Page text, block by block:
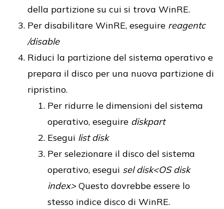
della partizione su cui si trova WinRE.
Per disabilitare WinRE, eseguire reagentc
/disable
Riduci la partizione del sistema operativo e
prepara il disco per una nuova partizione di
ripristino.
Per ridurre le dimensioni del sistema
operativo, eseguire diskpart
Esegui list disk
Per selezionare il disco del sistema
operativo, esegui sel disk<OS disk
index>Questo dovrebbe essere lo
stesso indice disco di WinRE.